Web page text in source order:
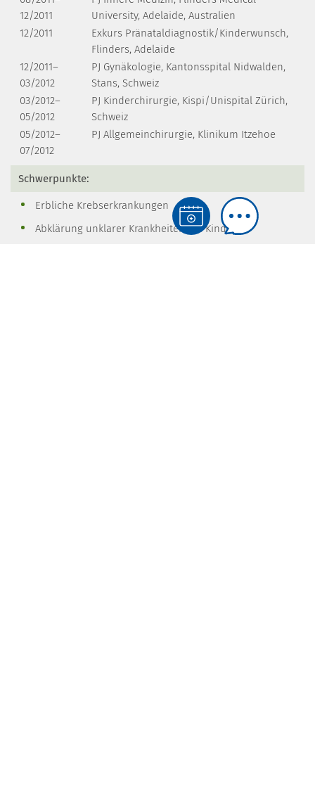
12/2011
University, Adelaide, Australien
12/2011
Exkurs Pränataldiagnostik/Kinderwunsch,
Flinders, Adelaide
12/2011–
03/2012
PJ Gynäkologie, Kantonsspital Nidwalden,
Stans, Schweiz
03/2012–
05/2012
PJ Kinderchirurgie, Kispi/Unispital Zürich,
Schweiz
05/2012–
07/2012
PJ Allgemeinchirurgie, Klinikum Itzehoe
Schwerpunkte:
Erbliche Krebserkrankungen
Abklärung unklarer Krankheiten bei Kindern